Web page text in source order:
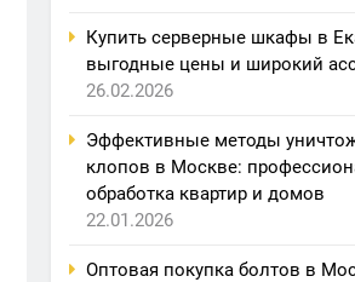
Купить серверные шкафы в
выгодные цены и широкий
26.02.2026
Эффективные методы
клопов в Москве:
обработка квартир и домов
22.01.2026
Оптовая покупка болтов в